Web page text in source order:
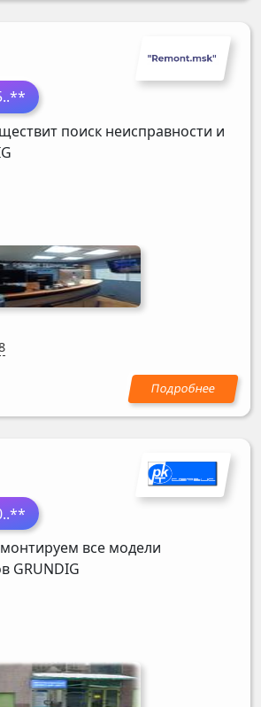
..**
поиск неисправности и
..**
все модели
GRUNDIG